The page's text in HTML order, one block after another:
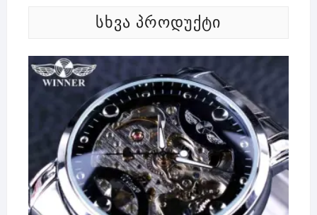
ᲡᲮᲕᲐ ᲞᲠᲝᲓᲣᲥᲢᲘ